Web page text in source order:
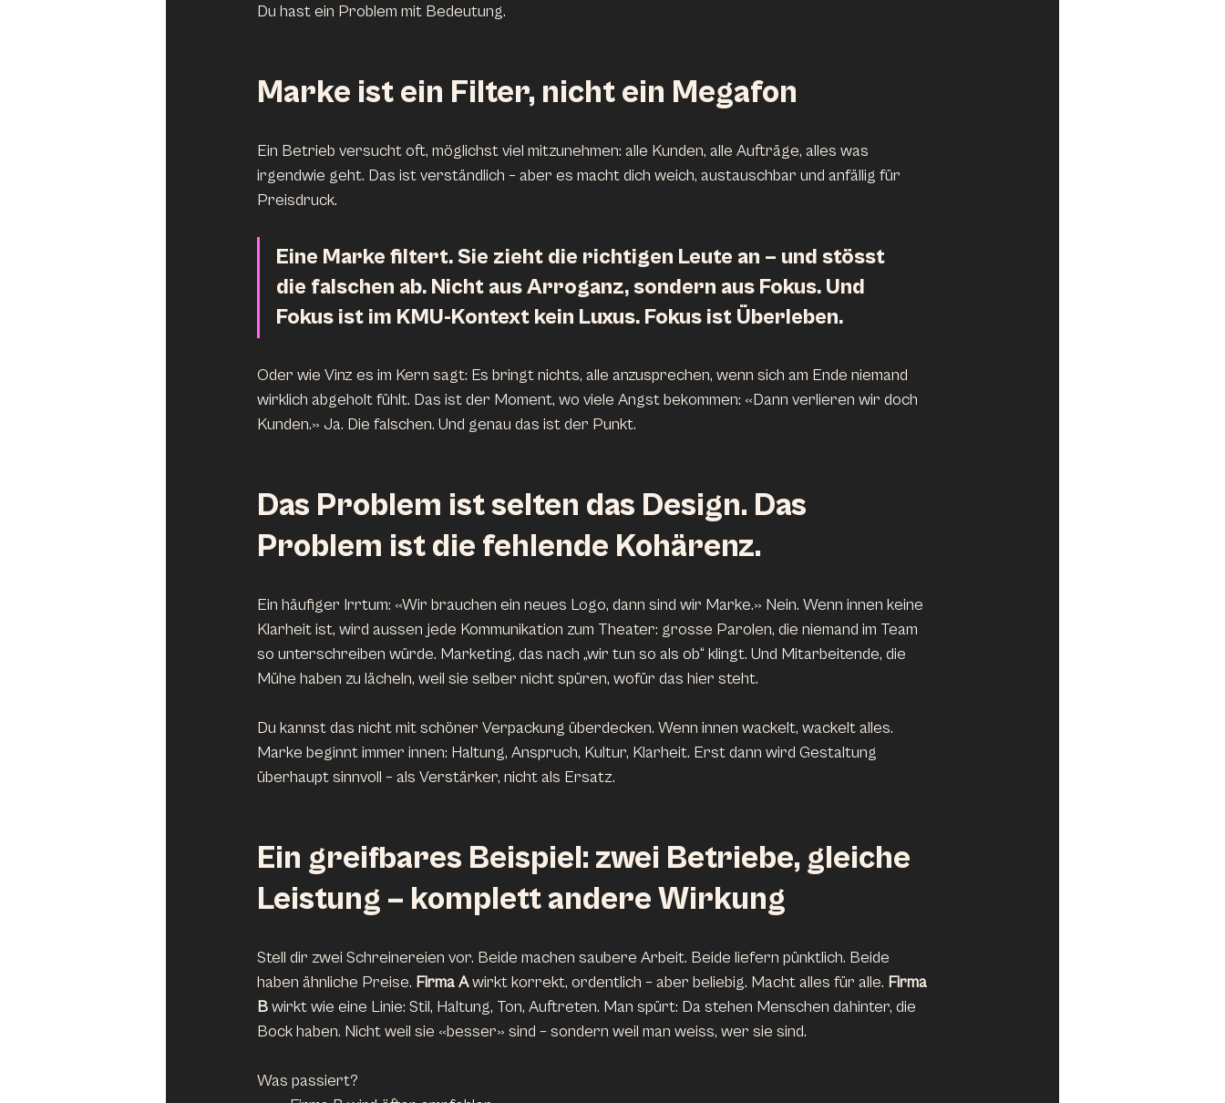
Du hast ein Problem mit Bedeutung.
Marke ist ein Filter, nicht ein Megafon
Ein Betrieb versucht oft, möglichst viel mitzunehmen: alle Kunden, alle Aufträge, alles was
irgendwie geht. Das ist verständlich – aber es macht dich weich, austauschbar und anfällig für
Preisdruck.
Eine Marke filtert. Sie zieht die richtigen Leute an – und stösst
die falschen ab. Nicht aus Arroganz, sondern aus Fokus. Und
Fokus ist im KMU-Kontext kein Luxus. Fokus ist Überleben.
Oder wie Vinz es im Kern sagt: Es bringt nichts, alle anzusprechen, wenn sich am Ende niemand
wirklich abgeholt fühlt. Das ist der Moment, wo viele Angst bekommen: «Dann verlieren wir doch
Kunden.» Ja. Die falschen. Und genau das ist der Punkt.
Das Problem ist selten das Design. Das
Problem ist die fehlende Kohärenz.
Ein häufiger Irrtum: «Wir brauchen ein neues Logo, dann sind wir Marke.» Nein. Wenn innen keine
Klarheit ist, wird aussen jede Kommunikation zum Theater: grosse Parolen, die niemand im Team
so unterschreiben würde. Marketing, das nach „wir tun so als ob“ klingt. Und Mitarbeitende, die
Mühe haben zu lächeln, weil sie selber nicht spüren, wofür das hier steht.
Du kannst das nicht mit schöner Verpackung überdecken. Wenn innen wackelt, wackelt alles.
Marke beginnt immer innen: Haltung, Anspruch, Kultur, Klarheit. Erst dann wird Gestaltung
überhaupt sinnvoll – als Verstärker, nicht als Ersatz.
Ein greifbares Beispiel: zwei Betriebe, gleiche
Leistung – komplett andere Wirkung
Stell dir zwei Schreinereien vor. Beide machen saubere Arbeit. Beide liefern pünktlich. Beide
haben ähnliche Preise. Firma A wirkt korrekt, ordentlich – aber beliebig. Macht alles für alle. Firma
B wirkt wie eine Linie: Stil, Haltung, Ton, Auftreten. Man spürt: Da stehen Menschen dahinter, die
Bock haben. Nicht weil sie «besser» sind – sondern weil man weiss, wer sie sind.
Was passiert?